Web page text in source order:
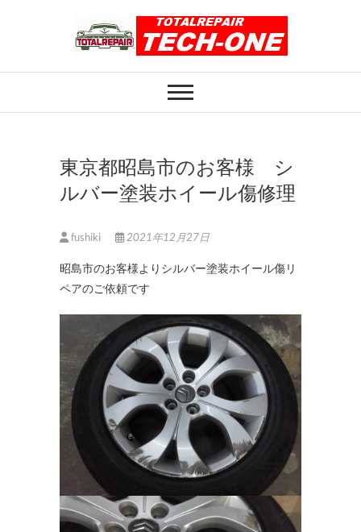
ホイール修理のト
ータルリペアテッ
クワン
東京都昭島市のお客様 シ
ルバー塗装ホイール傷修理
fushiki 2021年12月27日
昭島市のお客様よりシルバー塗装ホイール傷リ
ペアのご依頼です